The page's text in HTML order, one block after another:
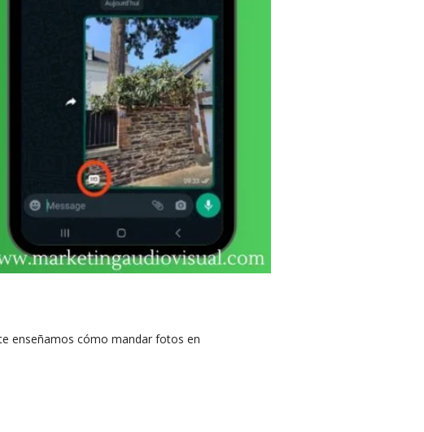
enseñamos cómo mandar fotos en